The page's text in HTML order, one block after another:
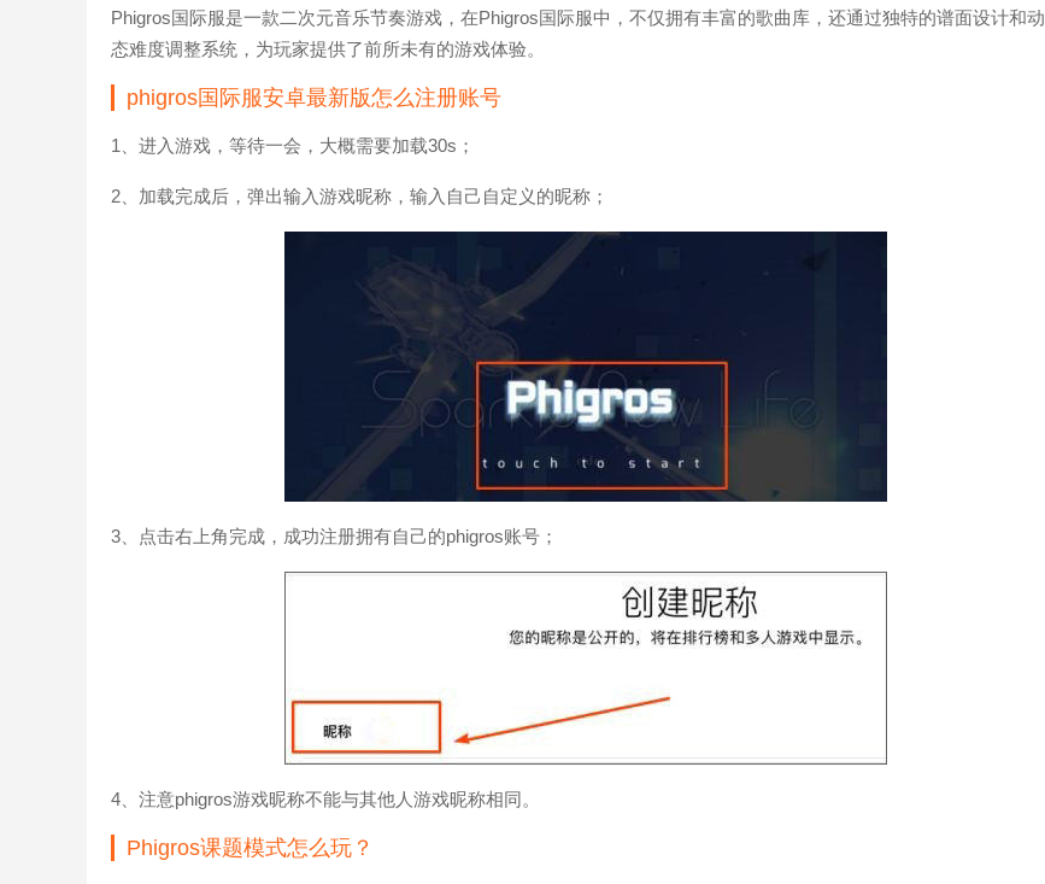
Phigros国际服是一款二次元音乐节奏游戏，在Phigros国际服中，不仅拥有丰富的歌曲库，还通过独特的谱面设计和动
态难度调整系统，为玩家提供了前所未有的游戏体验。
phigros国际服安卓最新版怎么注册账号
1、进入游戏，等待一会，大概需要加载30s；
2、加载完成后，弹出输入游戏昵称，输入自己自定义的昵称；
3、点击右上角完成，成功注册拥有自己的phigros账号；
4、注意phigros游戏昵称不能与其他人游戏昵称相同。
Phigros课题模式怎么玩？